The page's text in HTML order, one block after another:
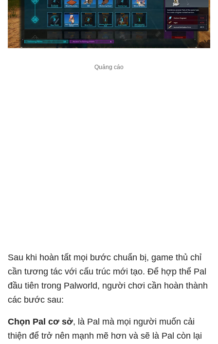
Sau khi hoàn tất mọi bước chuẩn bị, game thủ chỉ
cần tương tác với cấu trúc mới tạo. Để hợp thể Pal
đầu tiên trong Palworld, người chơi cần hoàn thành
các bước sau:
Chọn Pal cơ sở, là Pal mà mọi người muốn cải
thiện để trở nên mạnh mẽ hơn và sẽ là Pal còn lại